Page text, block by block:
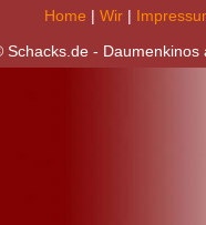
Home | Wir|
Schacks.de - Daumenkinos